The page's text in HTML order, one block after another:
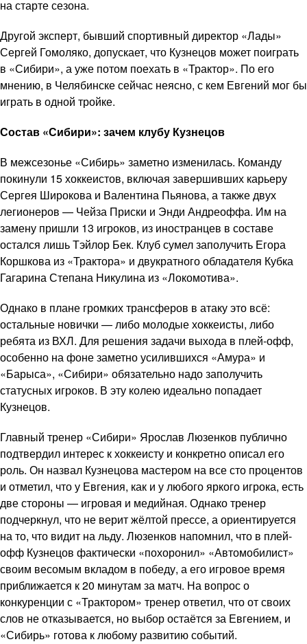
на старте сезона.
Другой эксперт, бывший спортивный директор «Лады»
Сергей Гомоляко, допускает, что Кузнецов может поиграть
в «Сибири», а уже потом поехать в «Трактор». По его
мнению, в Челябинске сейчас неясно, с кем Евгений мог бы
играть в одной тройке.
Состав «Сибири»: зачем клубу Кузнецов
В межсезонье «Сибирь» заметно изменилась. Команду
покинули 15 хоккеистов, включая завершивших карьеру
Сергея Широкова и Валентина Пьянова, а также двух
легионеров — Чейза Приски и Энди Андреоффа. Им на
замену пришли 13 игроков, из иностранцев в составе
остался лишь Тэйлор Бек. Клуб сумел заполучить Егора
Коршкова из «Трактора» и двукратного обладателя Кубка
Гагарина Степана Никулина из «Локомотива».
Однако в плане громких трансферов в атаку это всё:
остальные новички — либо молодые хоккеисты, либо
ребята из ВХЛ. Для решения задачи выхода в плей-офф,
особенно на фоне заметно усилившихся «Амура» и
«Барыса», «Сибири» обязательно надо заполучить
статусных игроков. В эту колею идеально попадает
Кузнецов.
Главный тренер «Сибири» Ярослав Люзенков публично
подтвердил интерес к хоккеисту и конкретно описал его
роль. Он назвал Кузнецова мастером на все сто процентов
и отметил, что у Евгения, как и у любого яркого игрока, есть
две стороны — игровая и медийная. Однако тренер
подчеркнул, что не верит жёлтой прессе, а ориентируется
на то, что видит на льду. Люзенков напомнил, что в плей-
офф Кузнецов фактически «похоронил» «Автомобилист»
своим весомым вкладом в победу, а его игровое время
приближается к 20 минутам за матч. На вопрос о
конкуренции с «Трактором» тренер ответил, что от своих
слов не отказывается, но выбор остаётся за Евгением, и
«Сибирь» готова к любому развитию событий.